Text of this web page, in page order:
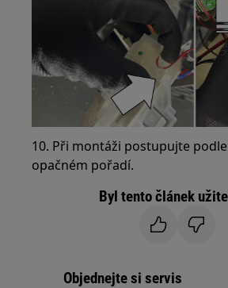
10. Při montáži postupujte
opačném pořadí.
Byl tento článek
Objednejte si servis